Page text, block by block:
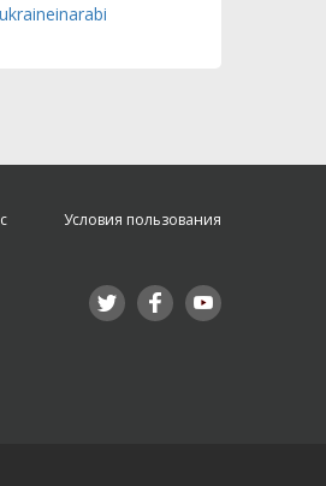
Условия пользования